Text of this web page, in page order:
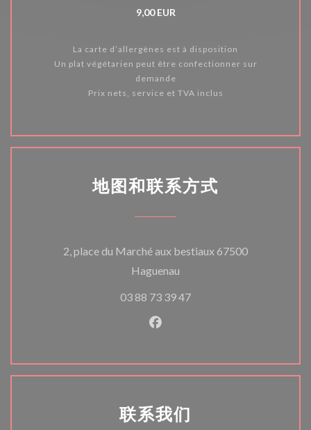
9,00 EUR
La carte d’allergènes est à disposition
Un plat végétarien peut être confectionner sur
demande
Prix nets, service et TVA inclus
地图和联系方式
2, place du Marché aux bestiaux 67500
Haguenau
03 88 73 39 47
Facebook ((在新窗口中打开
联系我们